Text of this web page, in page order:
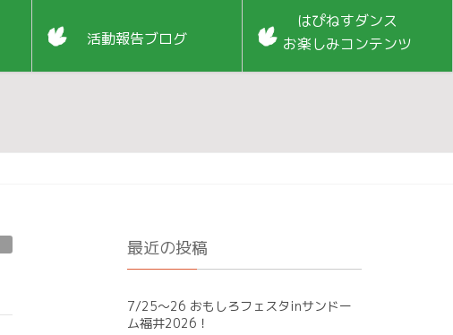
活動報告ブログ
はぴねすダンス
お楽しみコンテンツ
最近の投稿
7/25～26 おもしろフェスタinサンドー
ム福井2026！